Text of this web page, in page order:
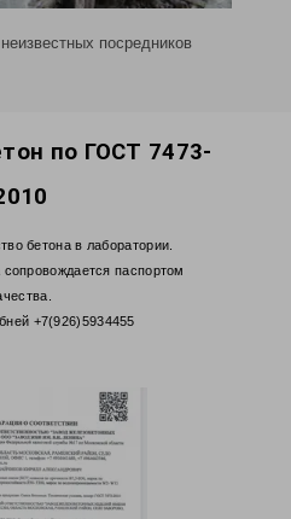
посредников
по ГОСТ 7473-
бетона в лаборатории.
сопровождается паспортом
+7(926)5934455